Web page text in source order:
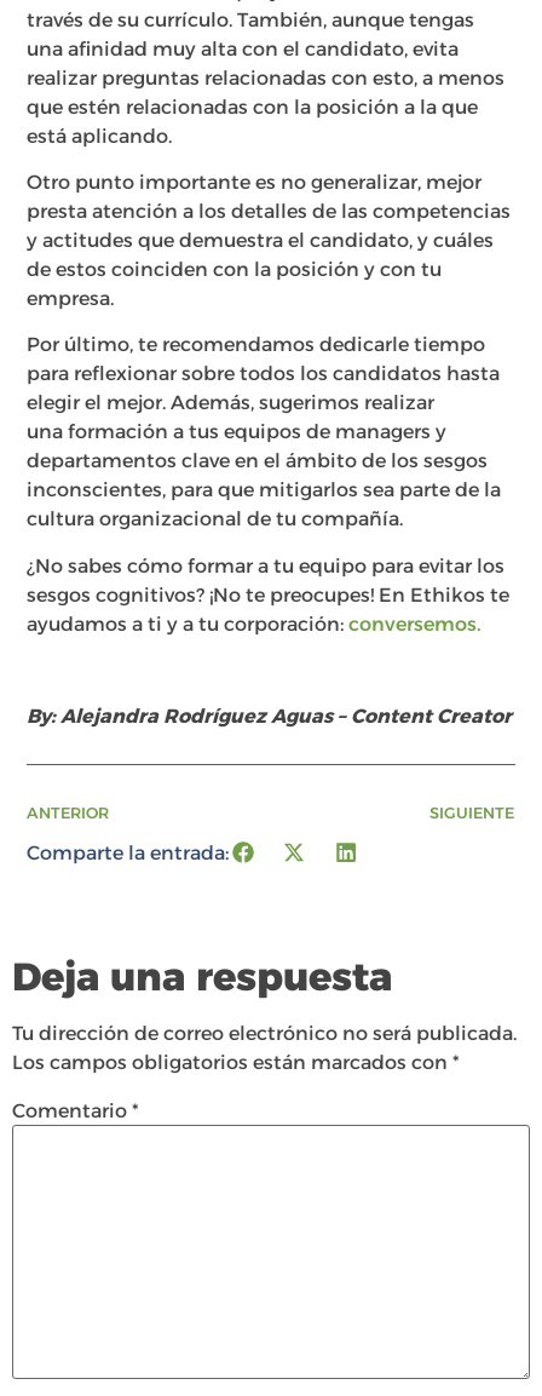
través de su currículo. También, aunque tengas
una afinidad muy alta con el candidato, evita
realizar preguntas relacionadas con esto, a menos
que estén relacionadas con la posición a la que
está aplicando.
Otro punto importante es no generalizar, mejor
presta atención a los detalles de las competencias
y actitudes que demuestra el candidato, y cuáles
de estos coinciden con la posición y con tu
empresa.
Por último, te recomendamos dedicarle tiempo
para reflexionar sobre todos los candidatos hasta
elegir el mejor. Además, sugerimos realizar
una formación a tus equipos de managers y
departamentos clave en el ámbito de los sesgos
inconscientes, para que mitigarlos sea parte de la
cultura organizacional de tu compañía.
¿No sabes cómo formar a tu equipo para evitar los
sesgos cognitivos? ¡No te preocupes! En Ethikos te
ayudamos a ti y a tu corporación:conversemos.
By: Alejandra Rodríguez Aguas – Content Creator
ANTERIOR SIGUIENTE
Comparte la entrada:
Deja una respuesta
Tu dirección de correo electrónico no será publicada.
Los campos obligatorios están marcados con *
Comentario *